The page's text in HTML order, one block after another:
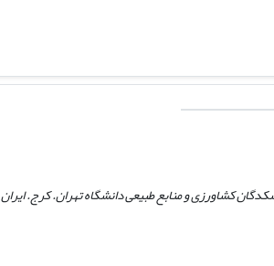
کشاورزی و منابع طبیعی دانشگاه تهران. کرج. ایران